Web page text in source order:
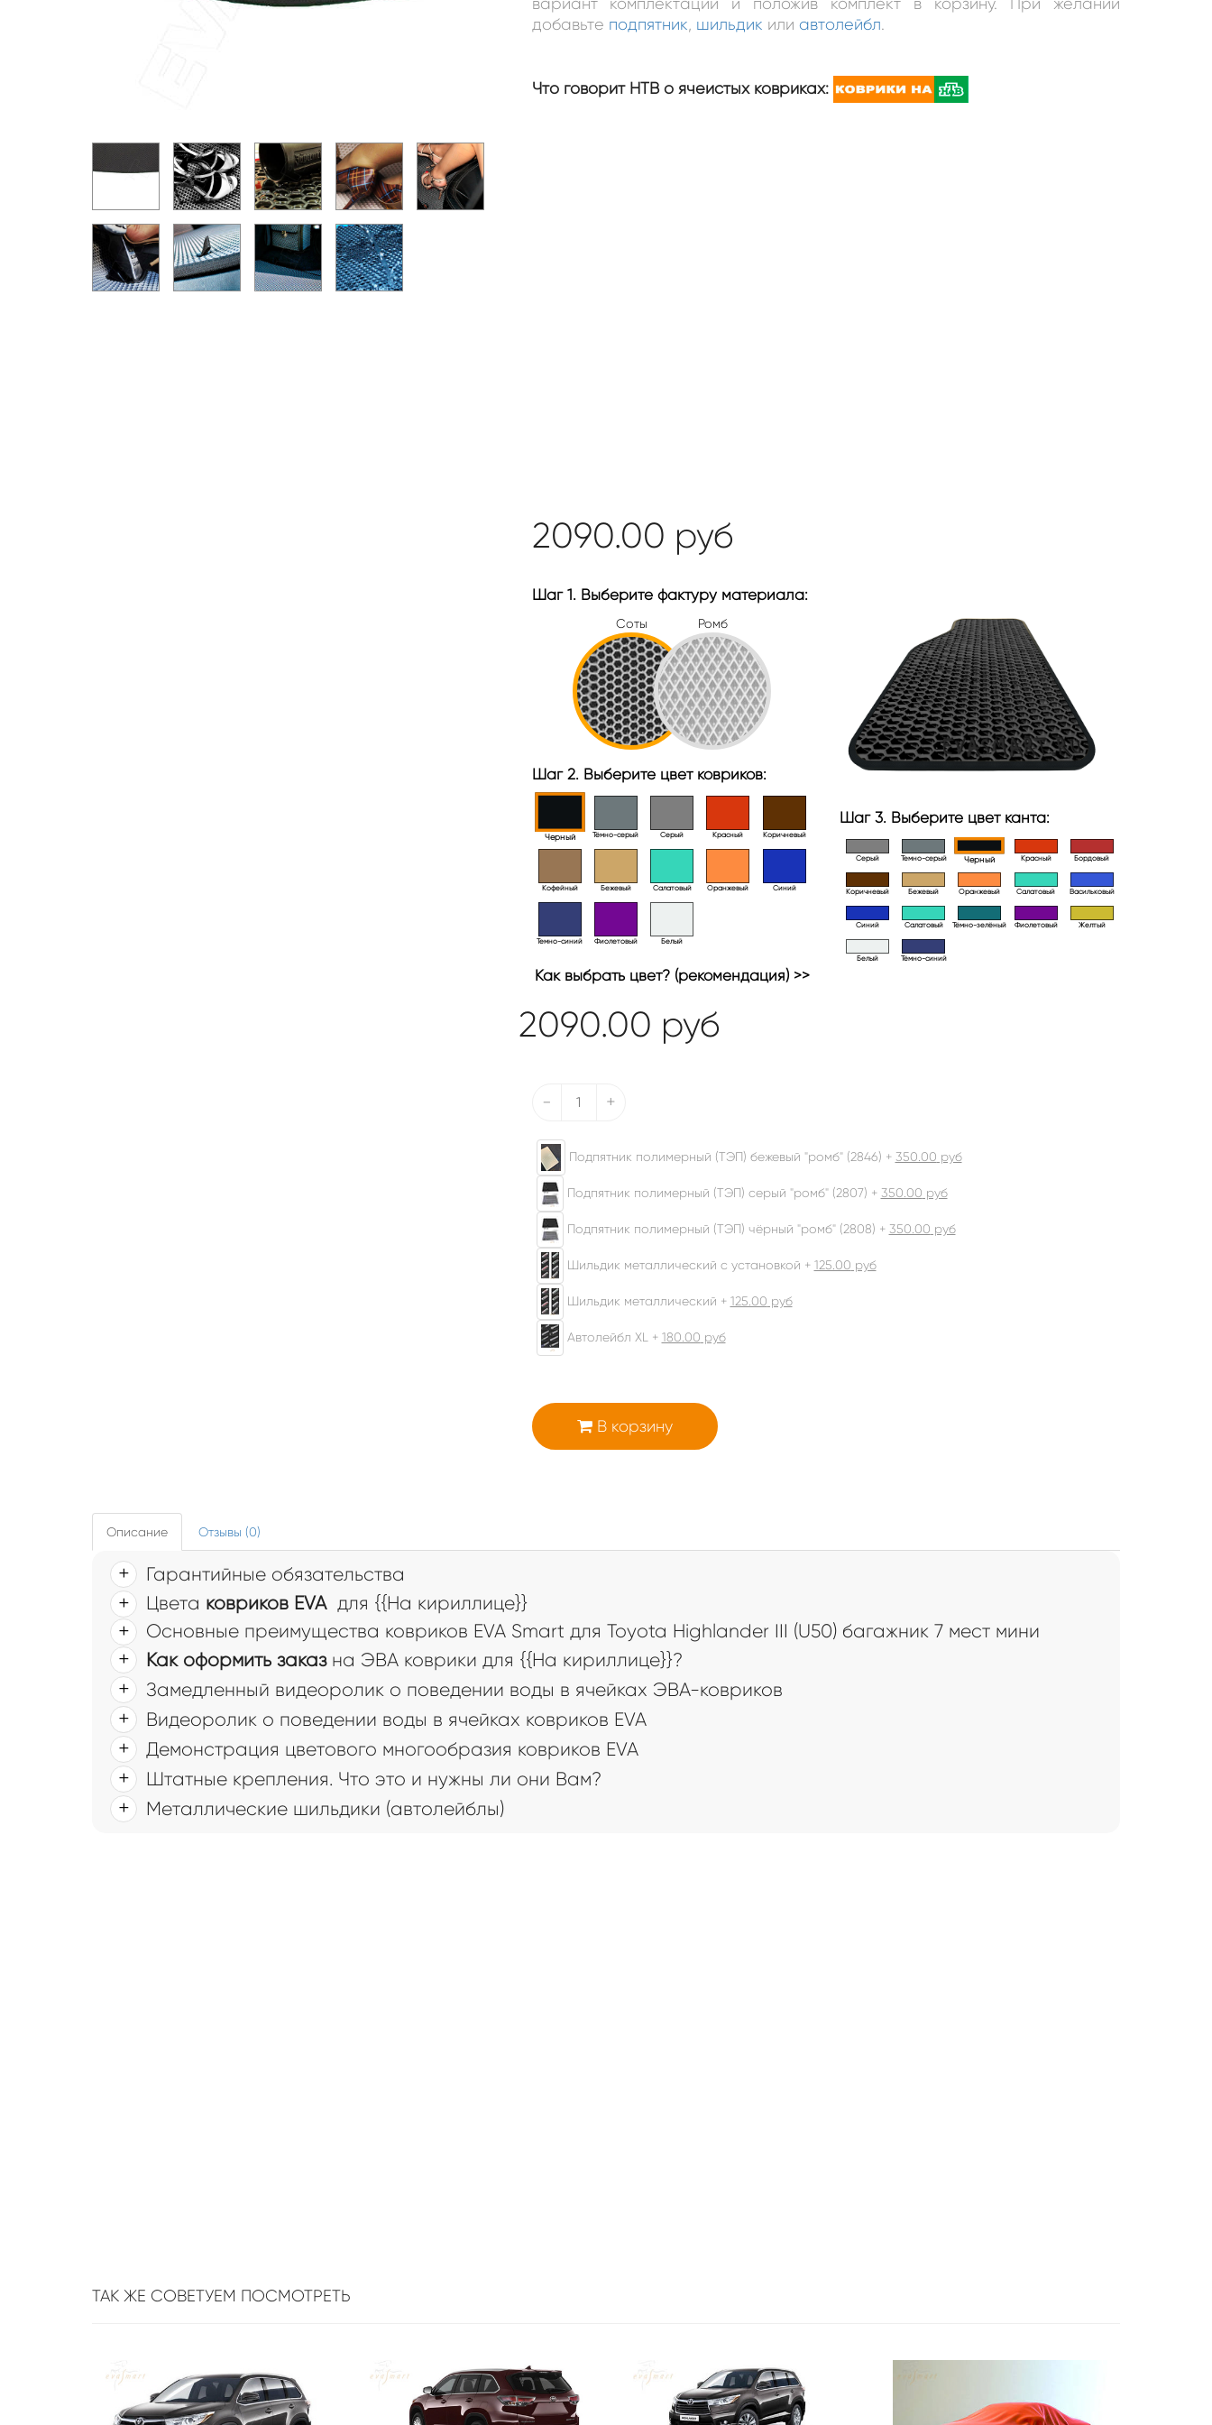
добавьте подпятник шильдик или автолейбл.
Что говорит НТВ о ячеистых ковриках:
2090.00 руб
Шаг 1. Выберите фактуру материала:
Соты Ромб
Шаг 2. Выберите цвет ковриков:
Черный Тёмно-серый Серый Красный Коричневый
Кофейный Бежевый Салатовый Оранжевый Синий
Темно-синий Фиолетовый Белый
Как выбрать цвет? (рекомендация) >>
Шаг 3. Выберите цвет канта:
Серый Темно-серый Черный Красный Бордовый
Коричневый Бежевый Оранжевый Салатовый Васильковый
Синий Салатовый Тёмно-зелёный Фиолетовый Желтый
Белый Тёмно-синий
2090.00 руб
- +
Подпятник полимерный (ТЭП) бежевый "ромб" (2846) + 350.00 руб
Подпятник полимерный (ТЭП) серый "ромб" (2807) + 350.00 руб
Подпятник полимерный (ТЭП) чёрный "ромб" (2808) + 350.00 руб
Шильдик металлический с установкой + 125.00 руб
Шильдик металлический + 125.00 руб
Автолейбл XL + 180.00 руб
В корзину
Описание Отзывы (0)
Гарантийные обязательства
Цвета ковриков EVAдля {{На кириллице}}
Основные преимущества ковриков EVA Smart для Toyota Highlander III (U50) багажник 7 мест мини
Как оформить заказна ЭВА коврики для {{На кириллице}}?
Замедленный видеоролик о поведении воды в ячейках ЭВА-ковриков
Видеоролик о поведении воды в ячейках ковриков EVA
Демонстрация цветового многообразия ковриков EVA
Штатные крепления. Что это и нужны ли они Вам?
Металлические шильдики (автолейблы)
ТАК ЖЕ СОВЕТУЕМ ПОСМОТРЕТЬ